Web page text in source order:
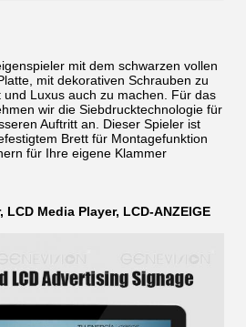
mit dem schwarzen vollen
mit dekorativen Schrauben zu
Luxus auch zu machen. Für das
wir die Siebdrucktechnologie für
Auftritt an. Dieser Spieler ist
Brett für Montagefunktion
für Ihre eigene Klammer
LCD Media Player, LCD-ANZEIGE